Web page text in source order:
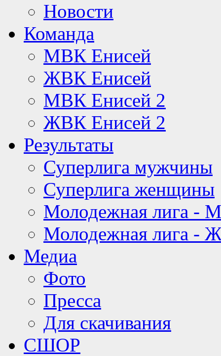
Новости
Команда
МВК Енисей
ЖВК Енисей
МВК Енисей 2
ЖВК Енисей 2
Результаты
Суперлига мужчины
Суперлига женщины
Молодежная лига -
Молодежная лига -
Медиа
Фото
Пресса
Для скачивания
СШОР